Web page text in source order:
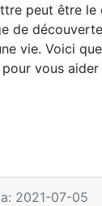
peut être le
de
vie. Voici
vous
2021-07-05